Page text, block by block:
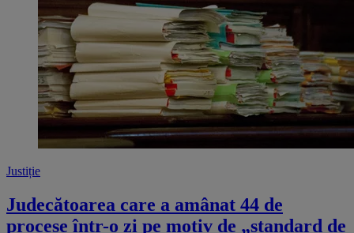
Justiție
Judecătoarea care a amânat 44 de
procese într-o zi pe motiv de „standard de